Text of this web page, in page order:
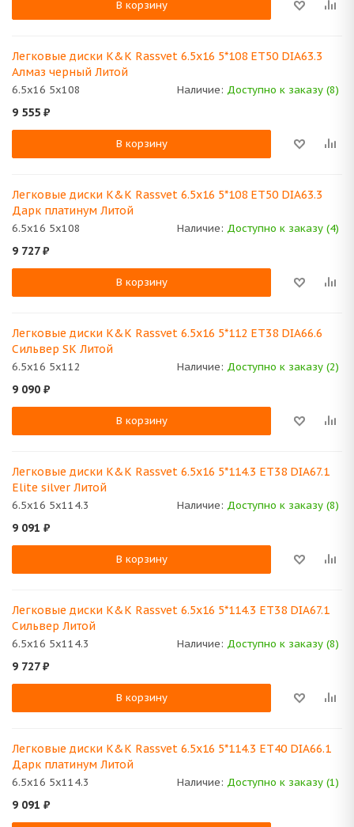
В корзину
Легковые диски K&K Rassvet 6.5x16 5*108 ET50 DIA63.3
Алмаз черный Литой
6.5x16 5x108 Наличие: Доступно к заказу (8)
9 555 ₽
В корзину
Легковые диски K&K Rassvet 6.5x16 5*108 ET50 DIA63.3
Дарк платинум Литой
6.5x16 5x108 Наличие: Доступно к заказу (4)
9 727₽
В корзину
Легковые диски K&K Rassvet 6.5x16 5*112 ET38 DIA66.6
Сильвер SK Литой
6.5x16 5x112 Наличие: Доступно к заказу (2)
9 090 ₽
В корзину
Легковые диски K&K Rassvet 6.5x16 5*114.3 ET38 DIA67.1
Elite silver Литой
6.5x16 5x114.3 Наличие: Доступно к заказу (8)
9 091 ₽
В корзину
Легковые диски K&K Rassvet 6.5x16 5*114.3 ET38 DIA67.1
Сильвер Литой
6.5x16 5x114.3 Наличие: Доступно к заказу (8)
9 727₽
В корзину
Легковые диски K&K Rassvet 6.5x16 5*114.3 ET40 DIA66.1
Дарк платинум Литой
6.5x16 5x114.3 Наличие: Доступно к заказу (1)
9 091 ₽